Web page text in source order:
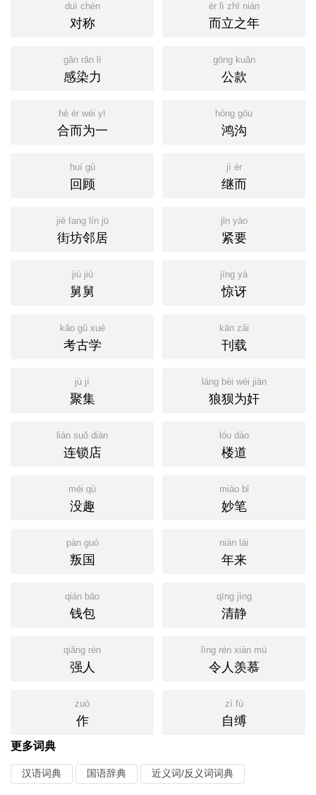
duì chèn
对称
ér lì zhī nián
而立之年
gǎn rǎn lì
感染力
gōng kuǎn
公款
hé ér wéi yī
合而为一
hóng gōu
鸿沟
huí gù
回顾
jì ér
继而
jiē fang lín jū
街坊邻居
jǐn yào
紧要
jiù jiù
舅舅
jīng yà
惊讶
kǎo gǔ xué
考古学
kān zǎi
刊载
jù jí
聚集
láng bèi wéi jiān
狼狈为奸
lián suǒ diàn
连锁店
lóu dào
楼道
méi qù
没趣
miào bǐ
妙笔
pàn guó
叛国
nián lái
年来
qián bāo
钱包
qīng jìng
清静
qiǎng rén
强人
lìng rén xiàn mù
令人羡慕
zuò
作
zì fù
自缚
更多词典
汉语词典 国语辞典 近义词/反义词词典